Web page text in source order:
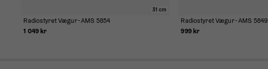
31 cm
Radiostyret Vægur - AMS 5854
1 049 kr
Radiostyret Vægur - AMS 5849
999 kr